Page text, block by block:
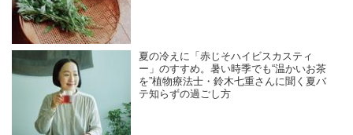
夏の冷えに「赤じそハイビスカスティ
ー」のすすめ。暑い時季でも“温かいお茶
を”植物療法士・鈴木七重さんに聞く夏バ
テ知らずの過ごし方